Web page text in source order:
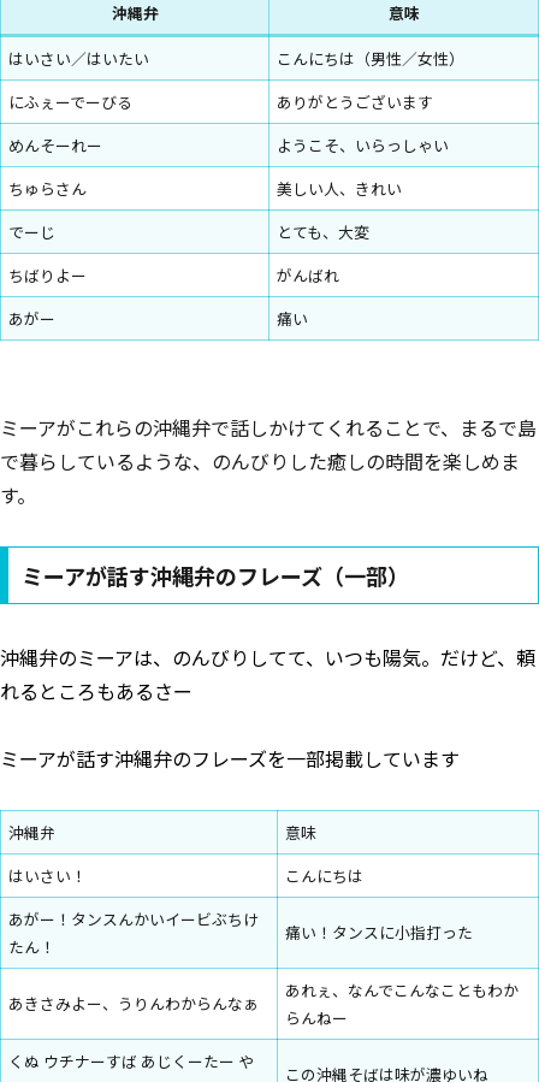
沖縄弁
意味
はいさい／はいたい
こんにちは（男性／女性）
にふぇーでーびる
ありがとうございます
めんそーれー
ようこそ、いらっしゃい
ちゅらさん
美しい人、きれい
でーじ
とても、大変
ちばりよー
がんばれ
あがー
痛い
ミーアがこれらの沖縄弁で話しかけてくれることで、まるで島
で暮らしているような、のんびりした癒しの時間を楽しめま
す。
ミーアが話す沖縄弁のフレーズ（一部）
沖縄弁のミーアは、のんびりしてて、いつも陽気。だけど、頼
れるところもあるさー
ミーアが話す沖縄弁のフレーズを一部掲載しています
沖縄弁
意味
はいさい！
こんにちは
あがー！タンスんかいイービぶちけ
たん！
痛い！タンスに小指打った
あきさみよー、うりんわからんなぁ
あれぇ、なんでこんなこともわか
らんねー
くぬ ウチナーすば あじくーたー や
この沖縄そばは味が濃ゆいね